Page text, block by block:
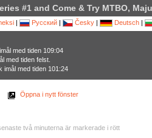
#1 and Come & Try MTBO,
| Русский | Česky | Deutsch |
med tiden 109:04
med tiden felst.
imål med tiden 101:24
Öppna i nytt fönster
två minuterna är markerade i rött